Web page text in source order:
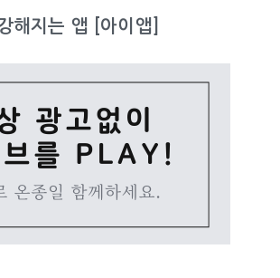
해지는 앱 [아이앱]